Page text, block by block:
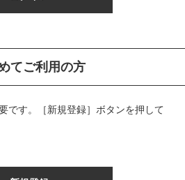
てご利用の方
です。
［新規登録］ボタンを押して